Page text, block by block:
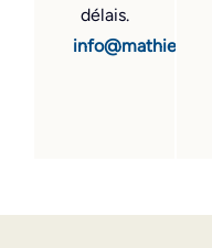
délais.
info@mathier.com